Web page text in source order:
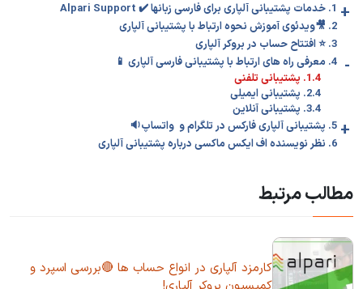
1. خدمات پشتیبانی آلپاری برای فارسی زبانها ✔️ Alpari Support +
2. 🎥ویدئوی آموزش نحوه ارتباط با پشتیبانی آلپاری
3. ⭐️ افتتاح حساب در بروکر آلپاری
4. معرفی راه های ارتباط با پشتیبانی فارسی آلپاری 📱 -
1.4. پشتیبانی تلفنی
2.4. پشتیبانی ایمیلی
3.4. پشتیبانی آنلاین
5. پشتیبانی آلپاری فارکس در تلگرام و واتساپ🔉 +
6. نظر نویسنده اف ایکس ماکسی درباره پشتیبانی آلپاری
مطالب مرتبط
کارمزد آلپاری در انواع حساب ها 🔴بررسی اسپرد و